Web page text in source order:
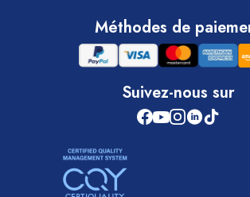
Méthodes de
Suivez-nous sur